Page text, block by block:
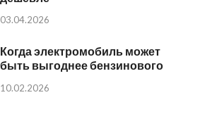
03.04.2026
Когда электромобиль может
быть выгоднее бензинового
10.02.2026